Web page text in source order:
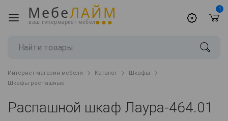
МебеЛАЙМ
ваш гипермаркет мебели
1
Интернет-магазин мебели Каталог
Шкафы
Шкафы распашные
Распашной шкаф Лаура-464.01